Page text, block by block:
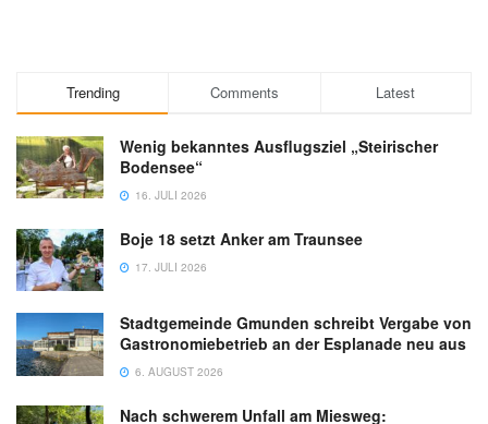
Trending Comments Latest
Wenig bekanntes Ausflugsziel „Steirischer
Bodensee“
16. JULI 2026
Boje 18 setzt Anker am Traunsee
17. JULI 2026
Stadtgemeinde Gmunden schreibt Vergabe von
Gastronomiebetrieb an der Esplanade neu aus
6. AUGUST 2026
Nach schwerem Unfall am Miesweg: